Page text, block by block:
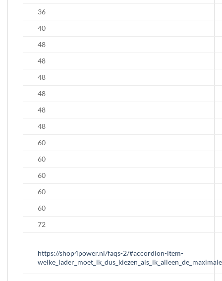
36
40
48
48
48
48
48
48
60
60
60
60
60
72
https://shop4power.nl/faqs-2/#accordion-item-